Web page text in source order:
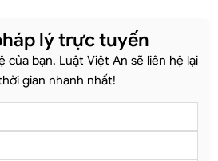
lý trực tuyến
của bạn. Luật Việt An sẽ liên hệ lại
gian nhanh nhất!